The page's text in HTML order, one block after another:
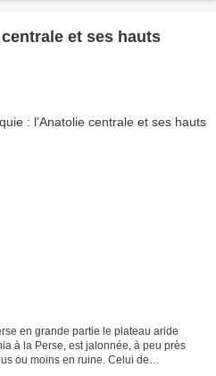
et ses hauts
en grande partie le plateau aride
à la Perse, est jalonnée, à peu près
ou moins en ruine. Celui de